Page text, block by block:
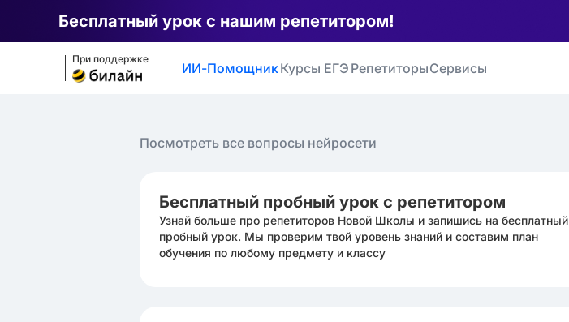
Бесплатный урок с нашим репетитором!
При поддержке
ИИ-ПомощникКурсы ЕГЭ РепетиторыСервисы
Посмотреть все вопросы нейросети
Бесплатный пробный урок с репетитором
Узнай больше про репетиторов Новой Школы и запишись на бесплатный
пробный урок. Мы проверим твой уровень знаний и составим план
обучения по любому предмету и классу